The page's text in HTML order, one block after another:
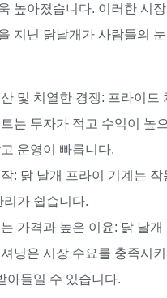
높아졌습니다. 이러한 시
지닌 닭날개가 사람들의
및 치열한 경쟁: 프라이드
는 투자가 적고 수익이 높
운영이 빠릅니다.
: 닭 날개 프라이 기계는 작
리가 쉽습니다.
가격과 높은 이윤: 닭 날개
닝은 시장 수요를 충족시
아들일 수 있습니다.